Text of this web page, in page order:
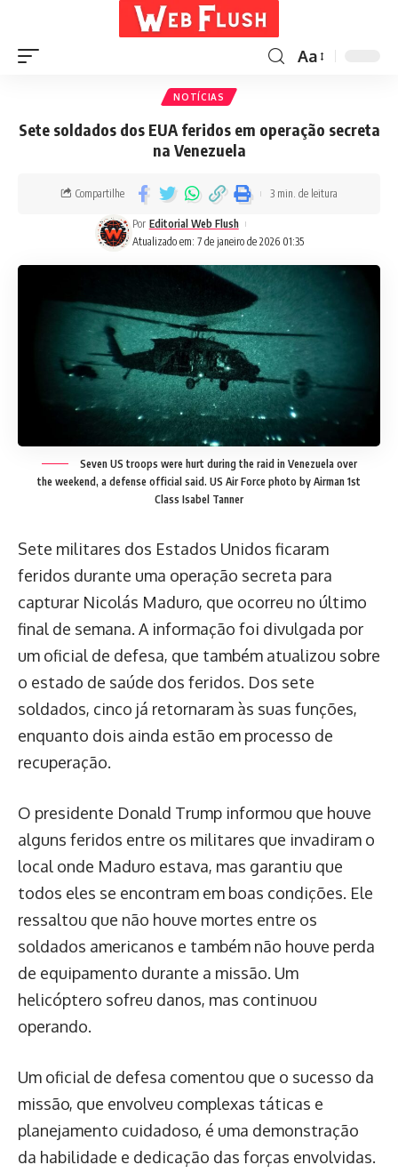
Aa
NOTÍCIAS
Sete soldados dos EUA feridos em operação secreta
na Venezuela
Atualizado em: 7 de janeiro de 2026 01:35
Por Editorial Web Flush
Compartilhe 3 min. de leitura
Seven US troops were hurt during the raid in Venezuela over
the weekend, a defense official said. US Air Force photo by Airman 1st
Class Isabel Tanner
Sete militares dos Estados Unidos ficaram
feridos durante uma operação secreta para
capturar Nicolás Maduro, que ocorreu no último
final de semana. A informação foi divulgada por
um oficial de defesa, que também atualizou sobre
o estado de saúde dos feridos. Dos sete
soldados, cinco já retornaram às suas funções,
enquanto dois ainda estão em processo de
recuperação.
O presidente Donald Trump informou que houve
alguns feridos entre os militares que invadiram o
local onde Maduro estava, mas garantiu que
todos eles se encontram em boas condições. Ele
ressaltou que não houve mortes entre os
soldados americanos e também não houve perda
de equipamento durante a missão. Um
helicóptero sofreu danos, mas continuou
operando.
Um oficial de defesa comentou que o sucesso da
missão, que envolveu complexas táticas e
planejamento cuidadoso, é uma demonstração
da habilidade e dedicação das forças envolvidas.